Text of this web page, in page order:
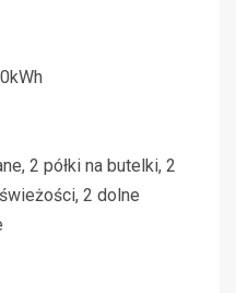
2 półki na butelki, 2
2 dolne